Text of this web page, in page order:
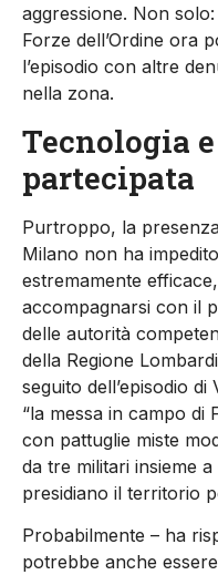
aggressione. Non
Forze dell’Ordine ora
l’episodio con altre
nella zona.
Tecnologia
partecipata
Purtroppo, la
Milano non ha
estremamente
accompagnarsi con il
delle autorità
della Regione
seguito dell’episodio
“la messa in campo di
con pattuglie miste
da tre militari insieme
presidiano il territorio
Probabilmente – ha
potrebbe anche